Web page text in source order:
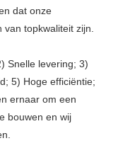
dat onze
van topkwaliteit zijn.
Snelle levering; 3)
5) Hoge efficiëntie;
ernaar om een
bouwen en wij